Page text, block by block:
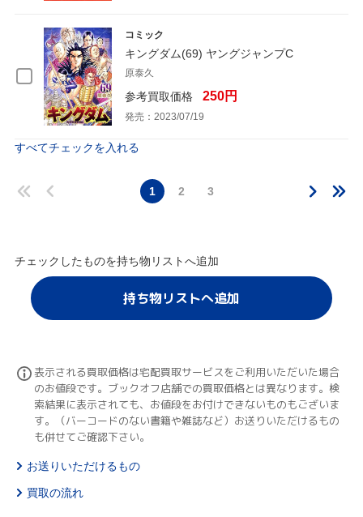
コミック
キングダム(69) ヤングジャンプC
原泰久
参考買取価格 250円
発売：2023/07/19
すべてチェックを入れる
1 2 3
チェックしたものを持ち物リストへ追加
持ち物リストへ追加
表示される買取価格は宅配買取サービスをご利用いただいた場合
のお値段です。ブックオフ店舗での買取価格とは異なります。検
索結果に表示されても、お値段をお付けできないものもございま
す。（バーコードのない書籍や雑誌など）お送りいただけるもの
も併せてご確認下さい。
お送りいただけるもの
買取の流れ